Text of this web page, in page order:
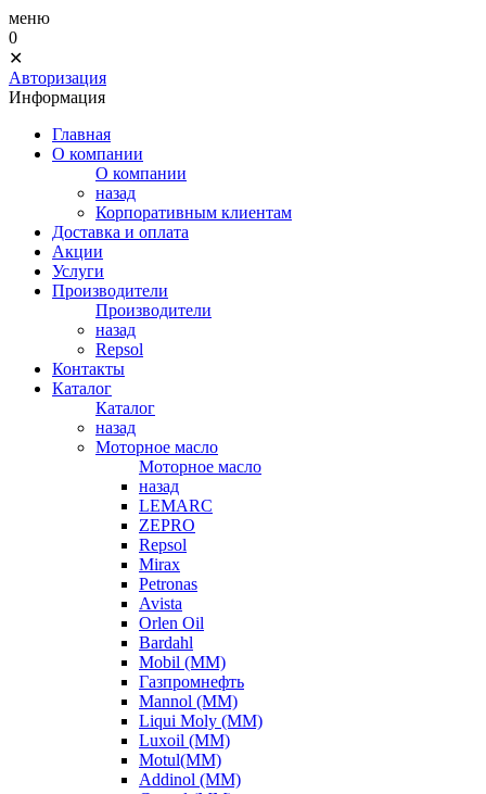
меню
0
✕
Авторизация
Информация
Главная
О компании
О компании
назад
Корпоративным клиентам
Доставка и оплата
Акции
Услуги
Производители
Производители
назад
Repsol
Контакты
Каталог
Каталог
назад
Моторное масло
Моторное масло
назад
LEMARC
ZEPRO
Repsol
Mirax
Petronas
Avista
Orlen Oil
Bardahl
Mobil (ММ)
Газпромнефть
Mannol (ММ)
Liqui Moly (ММ)
Luxoil (ММ)
Motul(ММ)
Addinol (ММ)